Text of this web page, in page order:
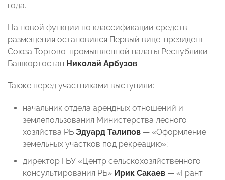
года.
На новой функции по классификации средств
размещения остановился Первый вице-президент
Союза Торгово-промышленной палаты Республики
Башкортостан Николай Арбузов.
Также перед участниками выступили:
начальник отдела арендных отношений и
землепользования Министерства лесного
хозяйства РБ Эдуард Талипов — «Оформление
земельных участков под рекреацию»;
директор ГБУ «Центр сельскохозяйственного
консультирования РБ» Ирик Сакаев — «Грант